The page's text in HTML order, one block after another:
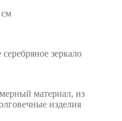
зеркало
материал, из
изделия